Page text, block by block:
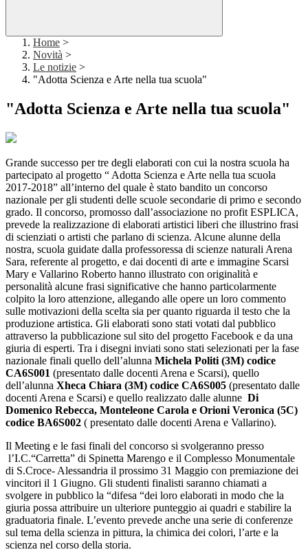
Home >
Novità >
Le notizie >
"Adotta Scienza e Arte nella tua scuola"
"Adotta Scienza e Arte nella tua scuola"
Grande successo per tre degli elaborati con cui la nostra scuola ha
partecipato al progetto “ Adotta Scienza e Arte nella tua scuola
2017-2018” all’interno del quale è stato bandito un concorso
nazionale per gli studenti delle scuole secondarie di primo e secondo
grado. Il concorso, promosso dall’associazione no profit ESPLICA,
prevede la realizzazione di elaborati artistici liberi che illustrino frasi
di scienziati o artisti che parlano di scienza. Alcune alunne della
nostra, scuola guidate dalla professoressa di scienze naturali Arena
Sara, referente al progetto, e dai docenti di arte e immagine Scarsi
Mary e Vallarino Roberto hanno illustrato con originalità e
personalità alcune frasi significative che hanno particolarmente
colpito la loro attenzione, allegando alle opere un loro commento
sulle motivazioni della scelta sia per quanto riguarda il testo che la
produzione artistica. Gli elaborati sono stati votati dal pubblico
attraverso la pubblicazione sul sito del progetto Facebook e da una
giuria di esperti. Tra i disegni inviati sono stati selezionati per la fase
nazionale finali quello dell’alunna Michela Politi (3M) codice
CA6S001 (presentato dalle docenti Arena e Scarsi), quello
dell’alunna Xheca Chiara (3M) codice CA6S005 (presentato dalle
docenti Arena e Scarsi) e quello realizzato dalle alunne Di
Domenico Rebecca, Monteleone Carola e Orioni Veronica (5C)
codice BA6S002 ( presentato dalle docenti Arena e Vallarino).
Il Meeting e le fasi finali del concorso si svolgeranno presso
l’I.C.“Carretta” di Spinetta Marengo e il Complesso Monumentale
di S.Croce- Alessandria il prossimo 31 Maggio con premiazione dei
vincitori il 1 Giugno. Gli studenti finalisti saranno chiamati a
svolgere in pubblico la “difesa “dei loro elaborati in modo che la
giuria possa attribuire un ulteriore punteggio ai quadri e stabilire la
graduatoria finale. L’evento prevede anche una serie di conferenze
sul tema della scienza in pittura, la chimica dei colori, l’arte e la
scienza nel corso della storia.